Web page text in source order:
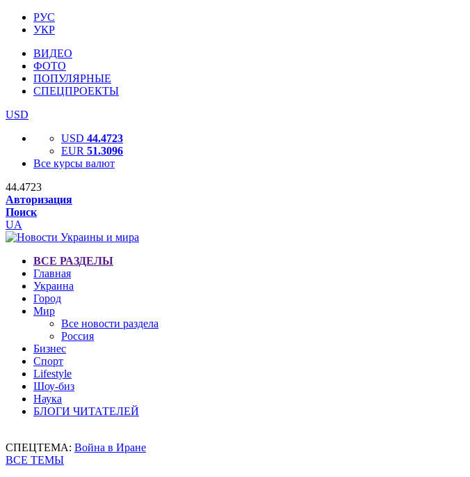
РУС
УКР
ВИДЕО
ФОТО
ПОПУЛЯРНЫЕ
СПЕЦПРОЕКТЫ
USD
USD 44.4723
EUR 51.3096
Все курсы валют
44.4723
Авторизация
Поиск
UA
ВСЕ РАЗДЕЛЫ
Главная
Украина
Город
Мир
Все новости раздела
Россия
Бизнес
Спорт
Lifestyle
Шоу-биз
Наука
БЛОГИ ЧИТАТЕЛЕЙ
СПЕЦТЕМА: Война в Иране
ВСЕ ТЕМЫ